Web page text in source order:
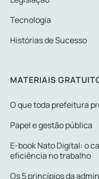
Tecnologia
Histórias de Sucesso
MATERIAIS
O que toda prefeitura
Papel e gestão pública
E-book Nato Digital: o
eficiência no trabalho
Os 5 princípios da